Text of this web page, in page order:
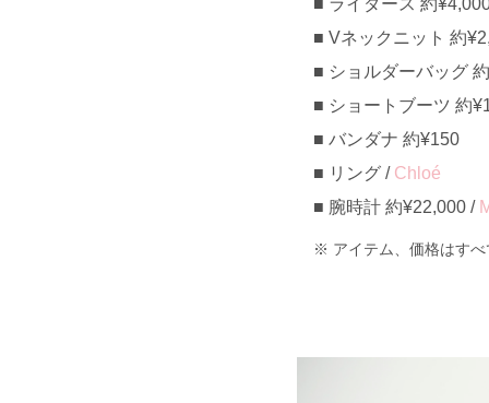
ライダース 約
Vネックニット 約
ショルダーバッグ
ショートブーツ 約
バンダナ 約¥150
リング / Chloé
腕時計 約¥22,000 /
アイテム、価格はす